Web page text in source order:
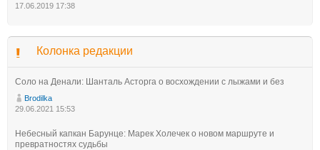
17.06.2019 17:38
Колонка редакции
Соло на Денали: Шанталь Асторга о восхождении с лыжами и без
Brodilka
29.06.2021 15:53
Небесный капкан Барунце: Марек Холечек о новом маршруте и
превратностях судьбы